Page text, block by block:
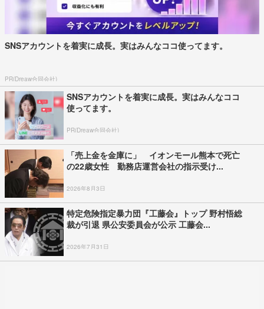
SNSアカウントを着実に成長。実はみんなココ使ってます。
PR(Dreaw合同会社)
SNSアカウントを着実に成長。実はみんなココ
使ってます。
PR(Dreaw合同会社)
「売上金を金庫に」 イオンモール熊本で死亡
の22歳女性 勤務店運営会社の指示受け...
2026年8月3日
特定危険指定暴力団『工藤会』トップ 野村悟総
裁が引退 県公安委員会が公示 工藤会...
2026年7月31日